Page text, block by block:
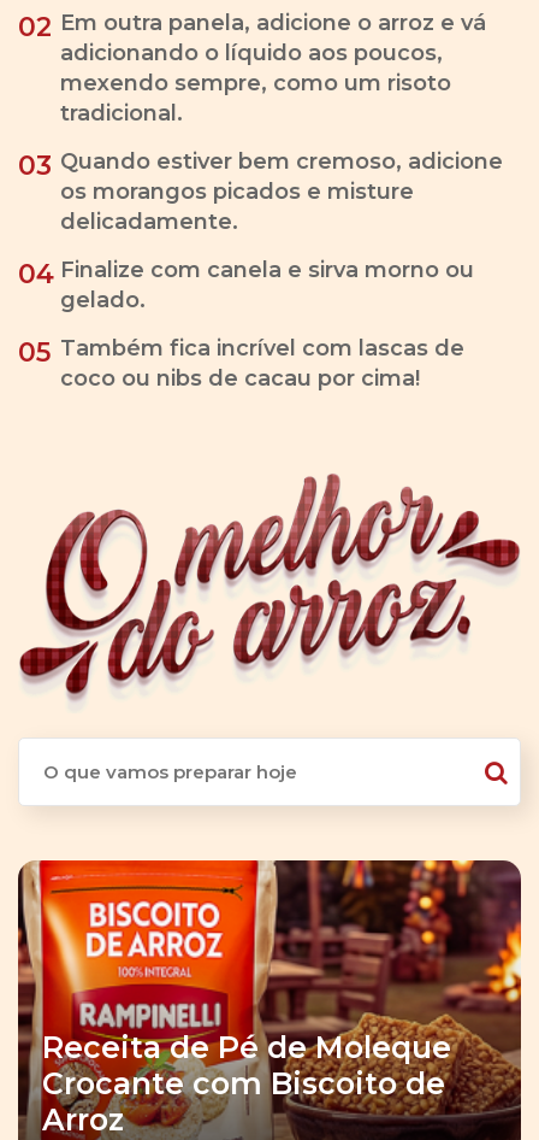
02 Em outra panela, adicione o arroz e vá
adicionando o líquido aos poucos,
mexendo sempre, como um risoto
tradicional.
03 Quando estiver bem cremoso, adicione
os morangos picados e misture
delicadamente.
04 Finalize com canela e sirva morno ou
gelado.
05 Também fica incrível com lascas de
coco ou nibs de cacau por cima!
Receita de Pé de Moleque
Crocante com Biscoito de
Arroz